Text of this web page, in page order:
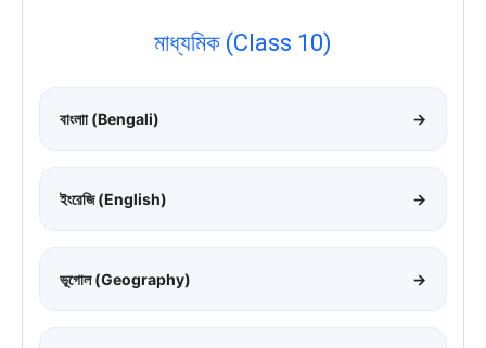
মাধ্যমিক (Class 10)
বাংলাা (Bengali) →
ইংরেজি (English) →
ভূগোল (Geography) →